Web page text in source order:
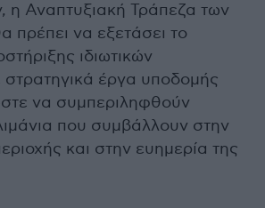
η Αναπτυξιακή Τράπεζα των
πρέπει να εξετάσει το
ιδιωτικών
έργα υποδομής
να συμπεριληφθούν
που συμβάλλουν στην
και στην ευημερία της